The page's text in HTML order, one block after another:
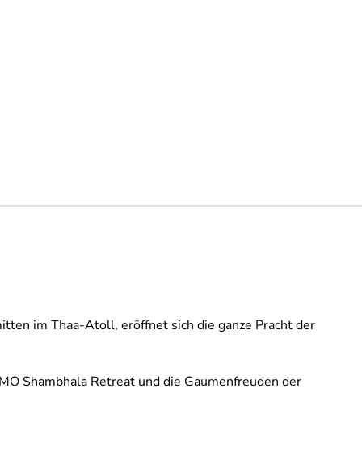
im Thaa-Atoll, eröffnet sich die ganze Pracht der
Shambhala Retreat und die Gaumenfreuden der